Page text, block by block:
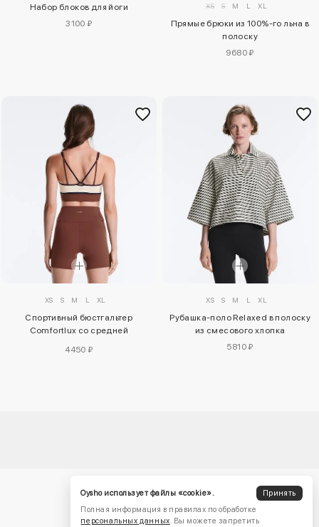
Набор блоков для йоги
3100 ₽
XS S M L XL
Прямые брюки из 100%-го льна в
полоску
9680 ₽
XS S M L XL
Спортивный бюстгальтер
Comfortlux со средней
4450 ₽
XS S M L XL
Рубашка-поло Relaxed в полоску
из смесового хлопка
5810 ₽
Oysho использует файлы «cookie».
Принять
Полная информация в правилах по обработке
персональных данных. Вы можете запретить